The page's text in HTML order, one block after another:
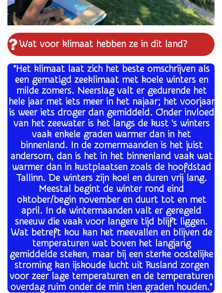
Wat voor klimaat hebben ze in dit land?
"Het klimaat laat zich het beste omschrijven als
een gematigd zeeklimaat met koele winters en
milde zomers. Neerslag valt er gedurende het
hele jaar met iets meer in het najaar; het voorjaar
is weer iets droger dan gemiddeld. Onder invloed
van het zeewater is het langs de kust 's winters
vaak enkele graden warmer dan in het
binnenland. In de zomermaanden is het juist
andersom, dan is het in het binnenland vaak wat
warmer dan in kustplaatsen zoals de hoofdstad
Tallinn. De winters zijn koel en duren vrij lang.
Meestal begint de winter rond eind
oktober/begin november en duurt tot en met
april. In de wintermaanden valt er geregeld
sneeuw die vaak voor langere tijd blijft liggen.
Wat betreft kou kan het meevallen en blijven de
temperaturen wat boven het langjarig
gemiddelde steken, maar bij een sterke oostelijke
stroming kan ijskoude lucht uit Rusland zorgen
voor zeer lage temperaturen en de temperaturen
overdag ruim onder de min tien graden houden."